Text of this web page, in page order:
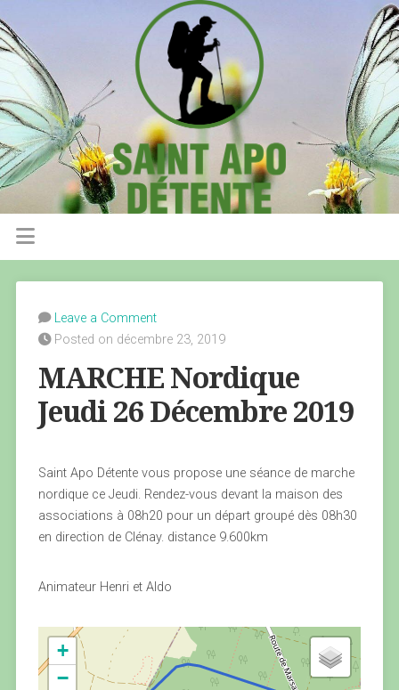
Leave a Comment
Posted on décembre 23, 2019
MARCHE Nordique
Jeudi 26 Décembre 2019
Saint Apo Détente vous propose une séance de marche
nordique ce Jeudi. Rendez-vous devant la maison des
associations à 08h20 pour un départ groupé dès 08h30
en direction de Clénay. distance 9.600km
Animateur Henri et Aldo
+
−